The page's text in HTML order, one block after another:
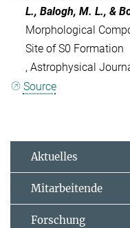
L., Balogh, M. L., &
Morphological
Site of S0 Formation
, Astrophysical
Source
Aktuelles
Mitarbeitende
Forschung